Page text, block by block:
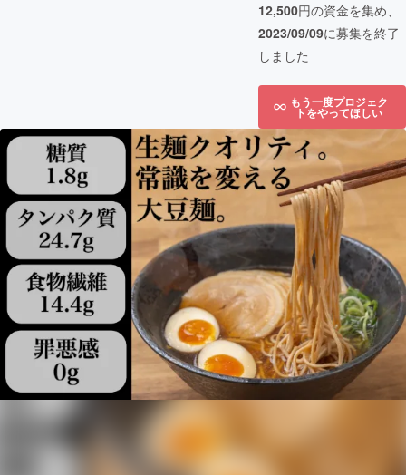
12,500円の資金を集め、
2023/09/09に募集を終了
しました
もう一度プロジェク
トをやってほしい